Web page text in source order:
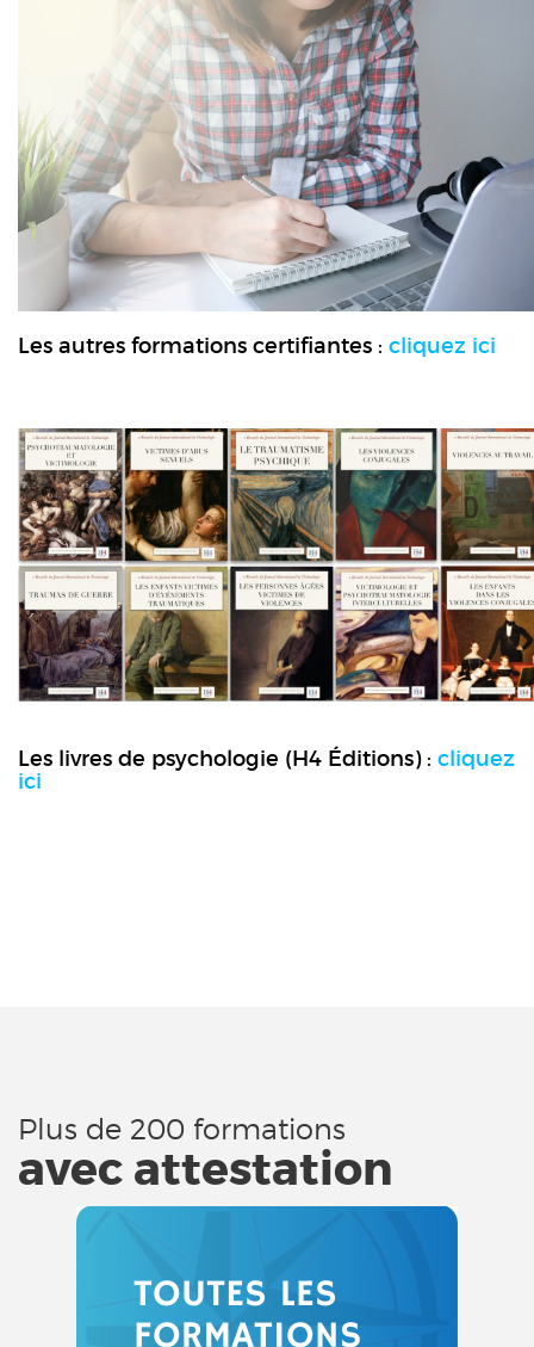
Les autres formations certifiantes : cliquez ici
Les livres de psychologie (H4 Éditions) : cliquez
ici
Plus de 200 formations
avec attestation